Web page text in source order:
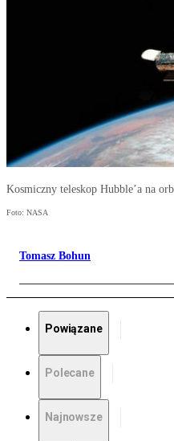
Kosmiczny teleskop Hubble’a na
Foto: NASA
Tomasz Bohun
Powiązane
Polecane
Najnowsze